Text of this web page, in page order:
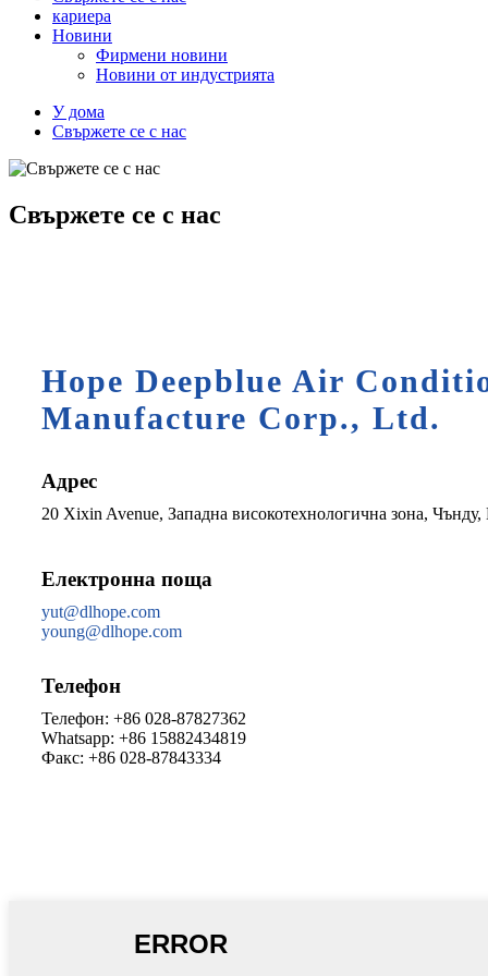
кариера
Новини
Фирмени новини
Новини от индустрията
У дома
Свържете се с нас
Свържете се с нас
Hope Deepblue Air
Manufacture Corp., Ltd.
Адрес
20 Xixin Avenue, Западна високотехнологична зона,
Електронна поща
yut@dlhope.com
young@dlhope.com
Телефон
Телефон: +86 028-87827362
Whatsapp: +86 15882434819
Факс: +86 028-87843334